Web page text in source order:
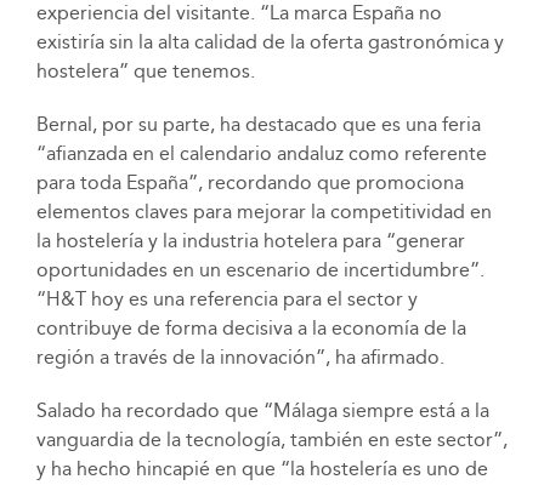
experiencia del visitante. “La marca España no
existiría sin la alta calidad de la oferta gastronómica y
hostelera” que tenemos.
Bernal, por su parte, ha destacado que es una feria
“afianzada en el calendario andaluz como referente
para toda España”, recordando que promociona
elementos claves para mejorar la competitividad en
la hostelería y la industria hotelera para “generar
oportunidades en un escenario de incertidumbre”.
“H&T hoy es una referencia para el sector y
contribuye de forma decisiva a la economía de la
región a través de la innovación”, ha afirmado.
Salado ha recordado que “Málaga siempre está a la
vanguardia de la tecnología, también en este sector”,
y ha hecho hincapié en que “la hostelería es uno de